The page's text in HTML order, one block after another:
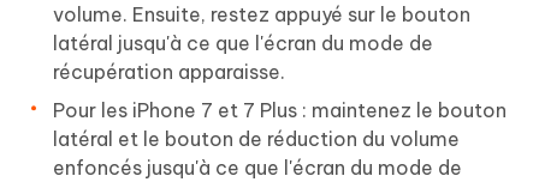
volume. Ensuite, restez appuyé sur le bouton
latéral jusqu'à ce que l'écran du mode de
récupération apparaisse.
Pour les iPhone 7 et 7 Plus : maintenez le bouton
latéral et le bouton de réduction du volume
enfoncés jusqu'à ce que l'écran du mode de